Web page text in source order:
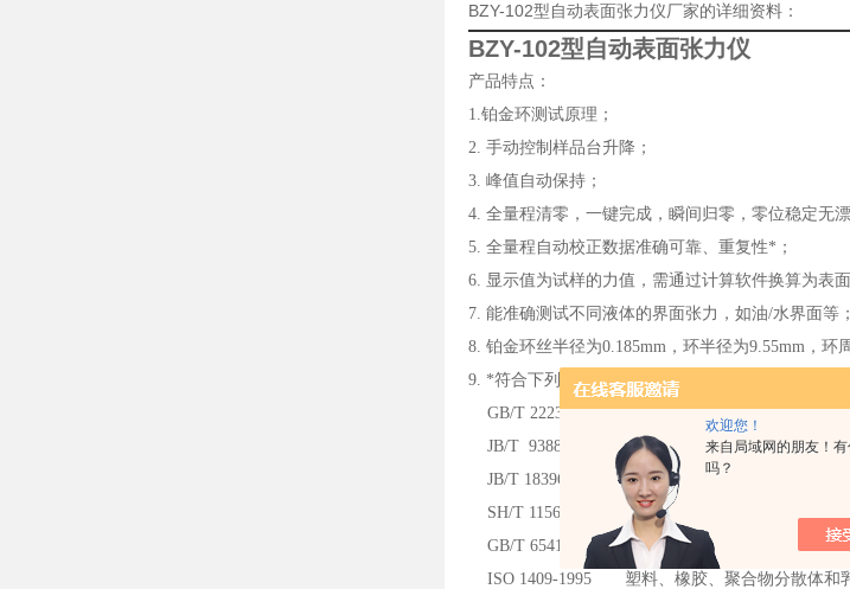
欢迎您！
来自局域网的朋友！
吗？
BZY-102型自动表面张力仪厂家的详细资料：
BZY-102型自动表面张力仪
产品特点：
1.铂金环测试原理；
2. 手动控制样品台升降；
3. 峰值自动保持；
4. 全量程清零，一键完成，瞬间归零，零位稳定无
5. 全量程自动校正数据准确可靠、重复性*；
6. 显示值为试样的力值，需通过计算软件换算为表
7. 能准确测试不同液体的界面张力，如油/水界面等；
8. 铂金环丝半径为0.185mm，环半径为9.55mm，环
9. *符合下列国内、标准：
GB/T 22237-2008 表面活性剂 表面张力的测定
JB/T 9388 - 2002 界面张力仪技术条件
JB/T 18396-2001 天然乳胶 环法测定表面张力
SH/T 1156-95 合成乳胶 表面张力测定法
GB/T 6541 - 86 石油产品油对水界面张力测定
ISO 1409-1995 塑料、橡胶、聚合物分散体和